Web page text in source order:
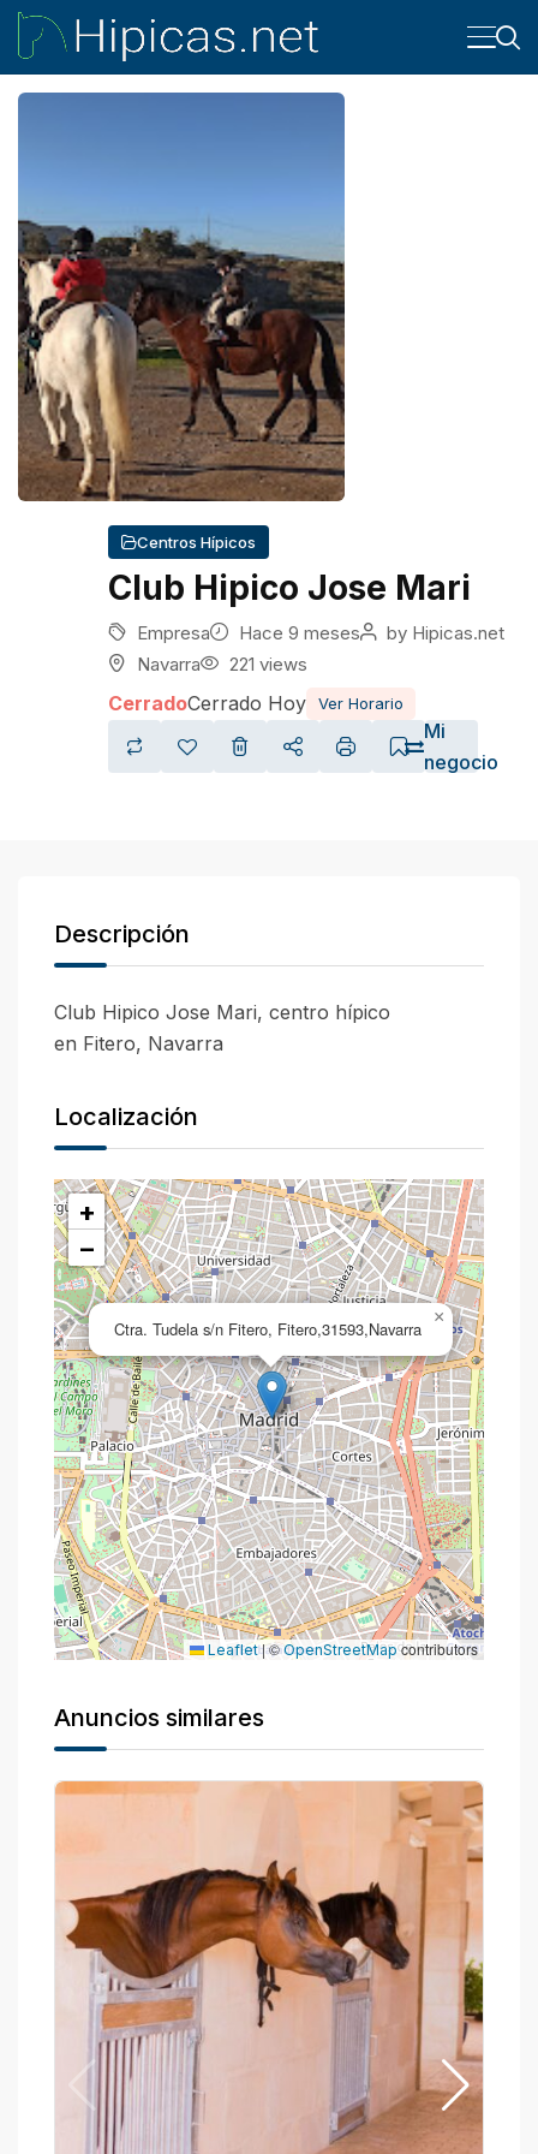
Centros Hípicos
Club Hipico Jose Mari
Empresa Hace 9 meses by Hipicas.net
Navarra
221 views
CerradoCerrado Hoy Ver Horario
Mi
negocio
Descripción
Club Hipico Jose Mari, centro hípico
en Fitero, Navarra
Localización
Ctra. Tudela s/n Fitero, Fitero,31593,Navarra
×
+
−
Leaflet |©OpenStreetMapcontributors
Anuncios similares